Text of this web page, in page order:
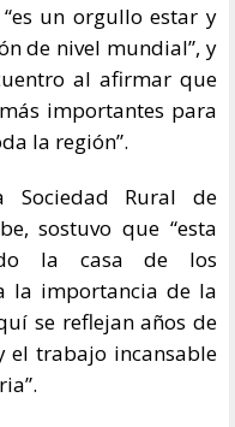
un orgullo estar y
de nivel mundial”, y
al afirmar que
importantes para
la región”.
Sociedad Rural de
sostuvo que “esta
la casa de los
la importancia de la
se reflejan años de
el trabajo incansable